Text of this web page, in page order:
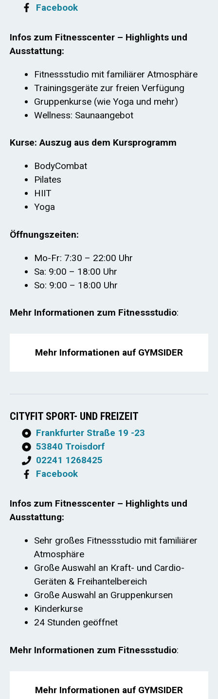
Facebook
Infos zum Fitnesscenter – Highlights und
Ausstattung:
Fitnessstudio mit familiärer Atmosphäre
Trainingsgeräte zur freien Verfügung
Gruppenkurse (wie Yoga und mehr)
Wellness: Saunaangebot
Kurse: Auszug aus dem Kursprogramm
BodyCombat
Pilates
HIIT
Yoga
Öffnungszeiten:
Mo-Fr: 7:30 – 22:00 Uhr
Sa: 9:00 – 18:00 Uhr
So: 9:00 – 18:00 Uhr
Mehr Informationen zum Fitnessstudio:
Mehr Informationen auf GYMSIDER
CITYFIT SPORT- UND FREIZEIT
Frankfurter Straße 19 -23
53840 Troisdorf
02241 1268425
Facebook
Infos zum Fitnesscenter – Highlights und
Ausstattung:
Sehr großes Fitnessstudio mit familiärer
Atmosphäre
Große Auswahl an Kraft- und Cardio-
Geräten & Freihantelbereich
Große Auswahl an Gruppenkursen
Kinderkurse
24 Stunden geöffnet
Mehr Informationen zum Fitnessstudio:
Mehr Informationen auf GYMSIDER